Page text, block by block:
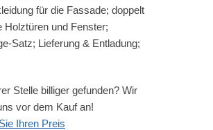
für die Fassade; doppelt
Holztüren und Fenster;
Satz; Lieferung & Entladung;
Stelle billiger gefunden? Wir
vor dem Kauf an!
Ihren Preis